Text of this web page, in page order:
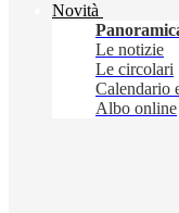
Novità
Le notizie
Le circolari
Calendario
Albo online